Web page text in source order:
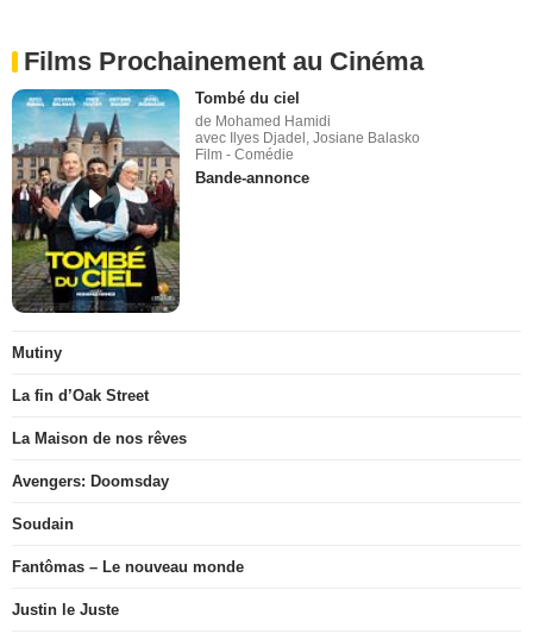
Films Prochainement au Cinéma
Tombé du ciel
de Mohamed Hamidi
avec Ilyes Djadel, Josiane Balasko
Film - Comédie
Bande-annonce
Mutiny
La fin d’Oak Street
La Maison de nos rêves
Avengers: Doomsday
Soudain
Fantômas – Le nouveau monde
Justin le Juste